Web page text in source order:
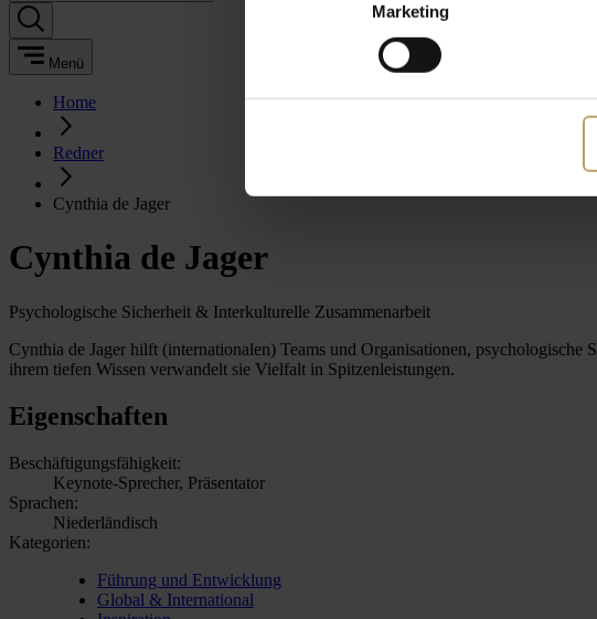
Marketing
Menü
Home
Redner
Cynthia de Jager
Cynthia de Jager
Psychologische Sicherheit & Interkulturelle Zusammenarbeit
Cynthia de Jager hilft (internationalen) Teams und Organisationen,
ihrem tiefen Wissen verwandelt sie Vielfalt in Spitzenleistungen.
Eigenschaften
Beschäftigungsfähigkeit:
Keynote-Sprecher, Präsentator
Sprachen:
Niederländisch
Kategorien:
Führung und Entwicklung
Global & International